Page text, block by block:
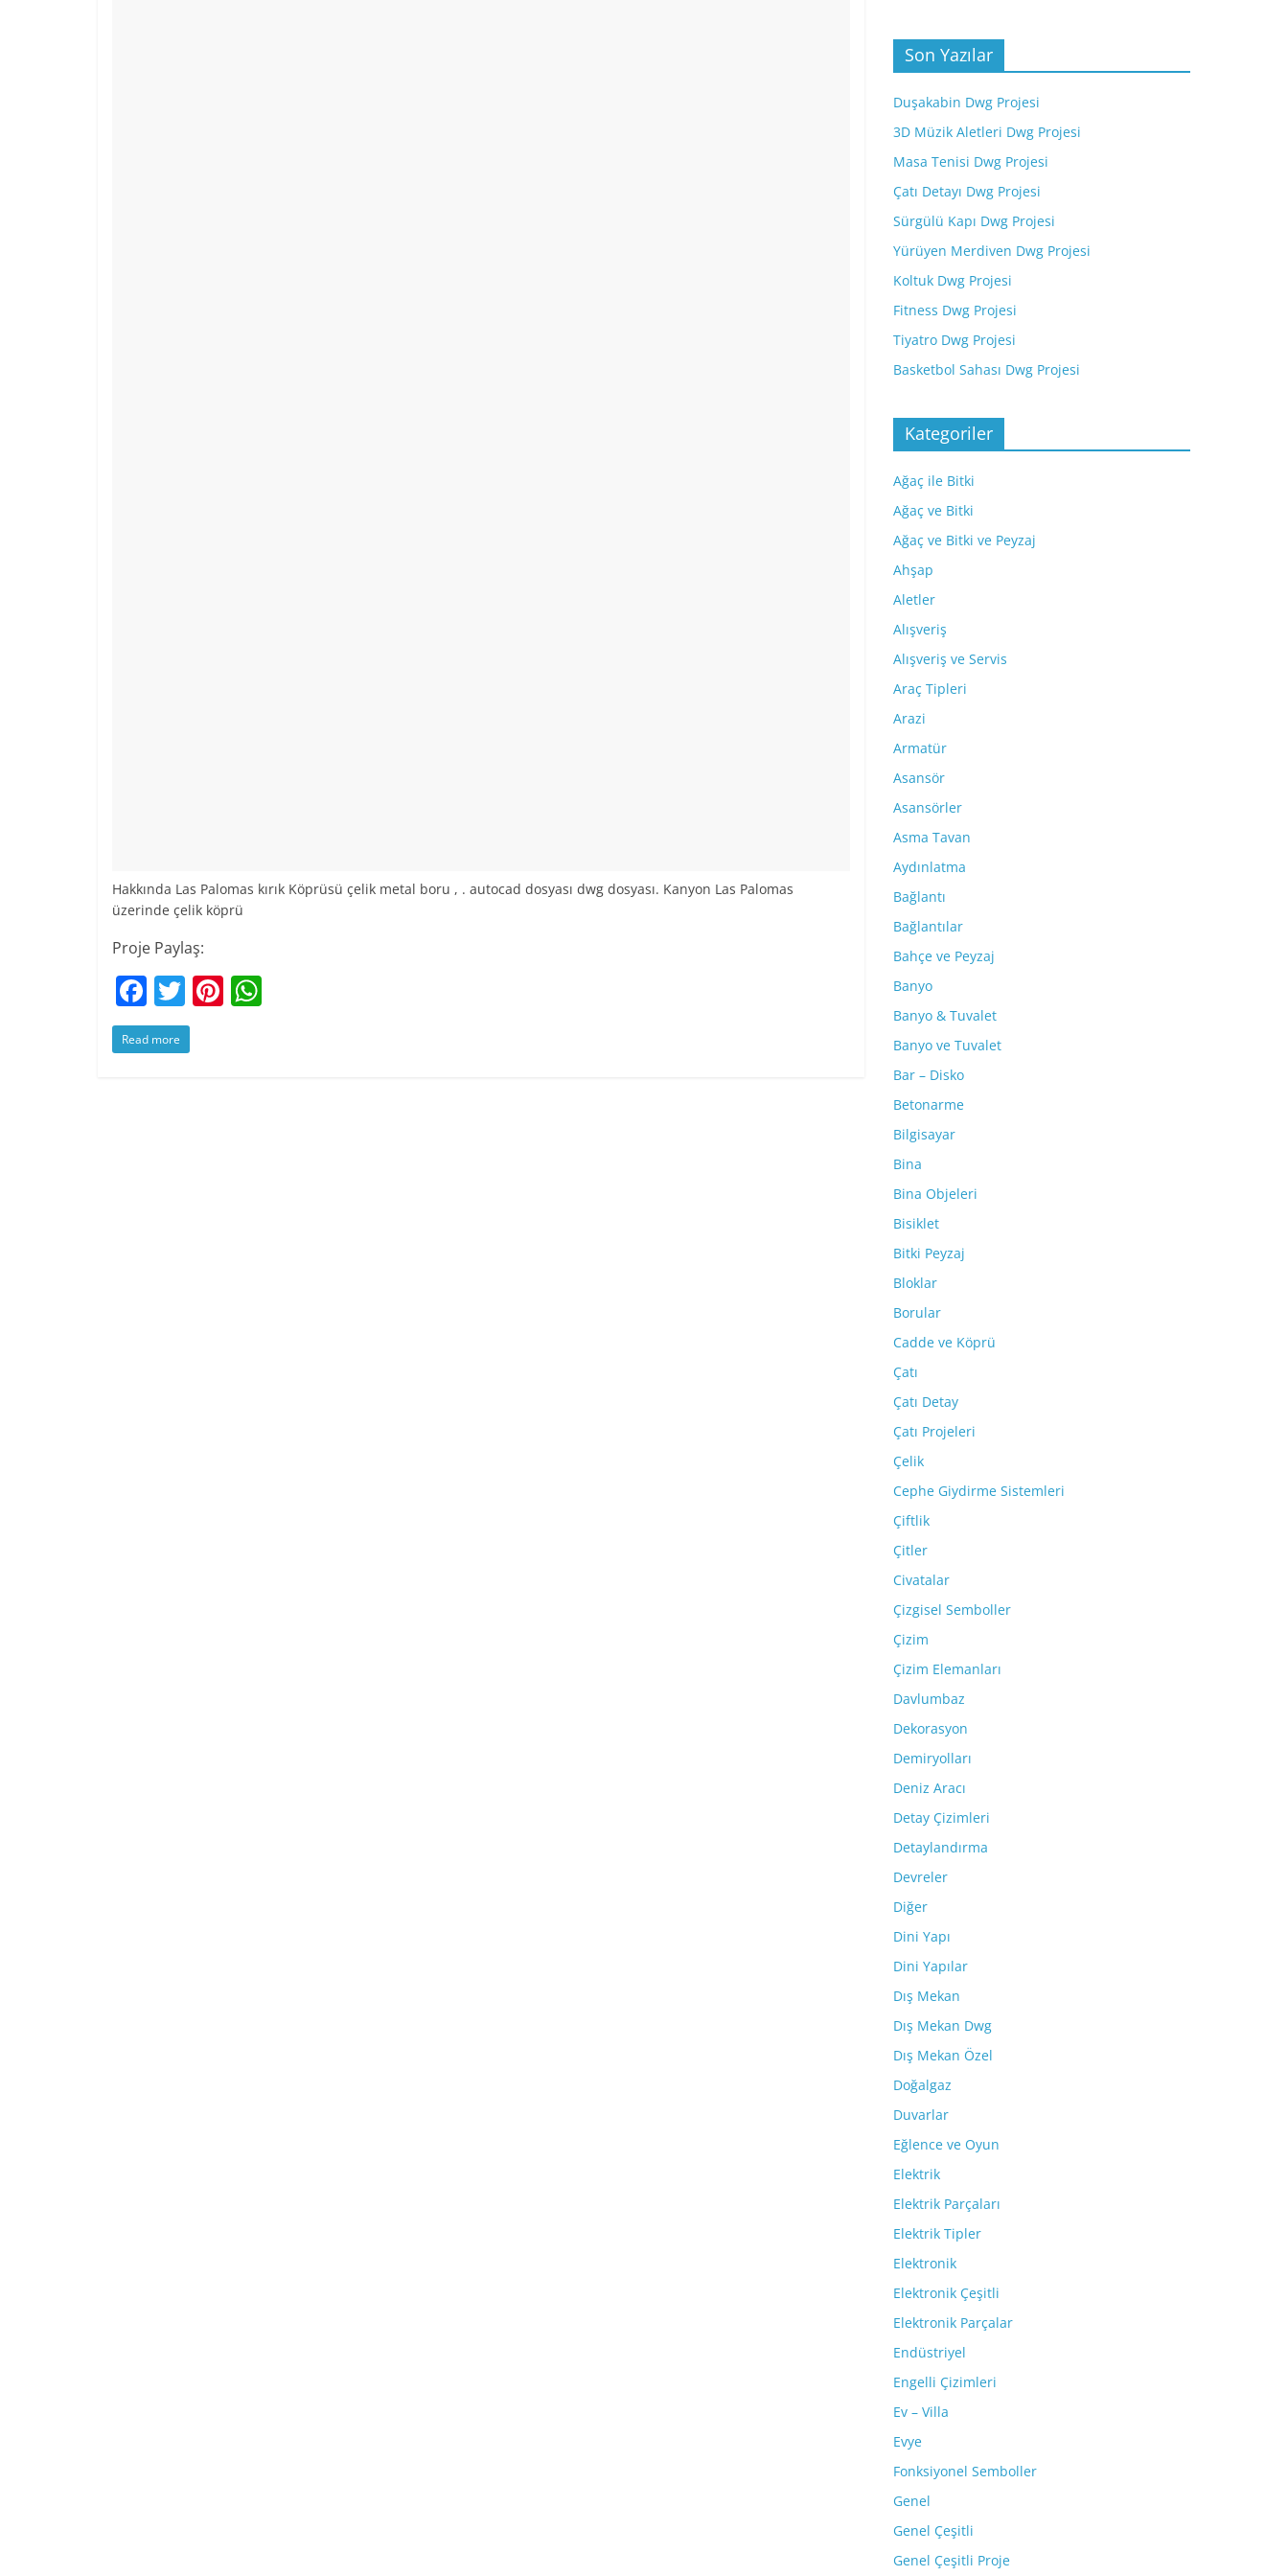
Hakkında Las Palomas kırık Köprüsü çelik metal boru , . autocad dosyası dwg dosyası. Kanyon Las Palomas
üzerinde çelik köprü
Proje Paylaş:
F
a
c
T
w
itt
Pi
Read more
Son Yazılar
Duşakabin Dwg Projesi
3D Müzik Aletleri Dwg Projesi
Masa Tenisi Dwg Projesi
Çatı Detayı Dwg Projesi
Sürgülü Kapı Dwg Projesi
Yürüyen Merdiven Dwg Projesi
Koltuk Dwg Projesi
Fitness Dwg Projesi
Tiyatro Dwg Projesi
Basketbol Sahası Dwg Projesi
Kategoriler
Ağaç ile Bitki
Ağaç ve Bitki
Ağaç ve Bitki ve Peyzaj
Ahşap
Aletler
Alışveriş
Alışveriş ve Servis
Araç Tipleri
Arazi
Armatür
Asansör
Asansörler
Asma Tavan
Aydınlatma
Bağlantı
Bağlantılar
Bahçe ve Peyzaj
Banyo
Banyo & Tuvalet
Banyo ve Tuvalet
Bar – Disko
Betonarme
Bilgisayar
Bina
Bina Objeleri
Bisiklet
Bitki Peyzaj
Bloklar
Borular
Cadde ve Köprü
Çatı
Çatı Detay
Çatı Projeleri
Çelik
Cephe Giydirme Sistemleri
Çiftlik
Çitler
Civatalar
Çizgisel Semboller
Çizim
Çizim Elemanları
Davlumbaz
Dekorasyon
Demiryolları
Deniz Aracı
Detay Çizimleri
Detaylandırma
Devreler
Diğer
Dini Yapı
Dini Yapılar
Dış Mekan
Dış Mekan Dwg
Dış Mekan Özel
Doğalgaz
Duvarlar
Eğlence ve Oyun
Elektrik
Elektrik Parçaları
Elektrik Tipler
Elektronik
Elektronik Çeşitli
Elektronik Parçalar
Endüstriyel
Engelli Çizimleri
Ev – Villa
Evye
Fonksiyonel Semboller
Genel
Genel Çeşitli
Genel Çeşitli Proje